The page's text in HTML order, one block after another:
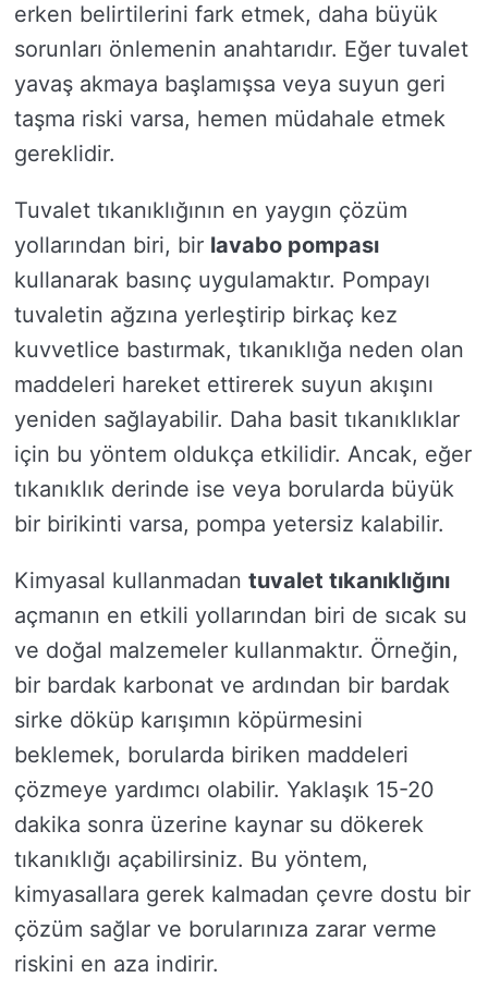
erken belirtilerini fark etmek, daha büyük
sorunları önlemenin anahtarıdır. Eğer tuvalet
yavaş akmaya başlamışsa veya suyun geri
taşma riski varsa, hemen müdahale etmek
gereklidir.
Tuvalet tıkanıklığının en yaygın çözüm
yollarından biri, bir lavabo pompası
kullanarak basınç uygulamaktır. Pompayı
tuvaletin ağzına yerleştirip birkaç kez
kuvvetlice bastırmak, tıkanıklığa neden olan
maddeleri hareket ettirerek suyun akışını
yeniden sağlayabilir. Daha basit tıkanıklıklar
için bu yöntem oldukça etkilidir. Ancak, eğer
tıkanıklık derinde ise veya borularda büyük
bir birikinti varsa, pompa yetersiz kalabilir.
Kimyasal kullanmadan tuvalet tıkanıklığını
açmanın en etkili yollarından biri de sıcak su
ve doğal malzemeler kullanmaktır. Örneğin,
bir bardak karbonat ve ardından bir bardak
sirke döküp karışımın köpürmesini
beklemek, borularda biriken maddeleri
çözmeye yardımcı olabilir. Yaklaşık 15-20
dakika sonra üzerine kaynar su dökerek
tıkanıklığı açabilirsiniz. Bu yöntem,
kimyasallara gerek kalmadan çevre dostu bir
çözüm sağlar ve borularınıza zarar verme
riskini en aza indirir.